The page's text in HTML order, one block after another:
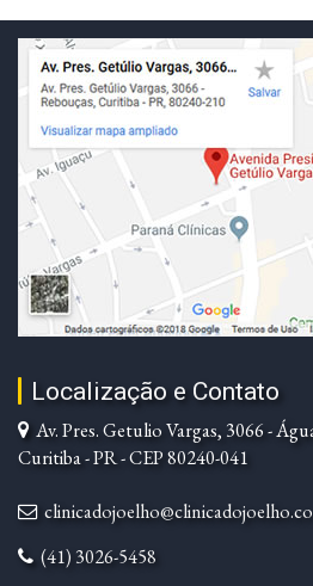
Localização e Contato
Av. Pres. Getulio Vargas, 3066 -
Curitiba - PR - CEP 80240-041
(41) 3026-5458